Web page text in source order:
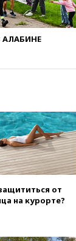
пирамиды
получили от
колонии
суд 10
с выборов
в Брянске
с 1 октября
Даби
Саудовская
в военный
АЛАБИНЕ
от
на курорте?